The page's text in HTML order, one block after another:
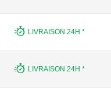
LIVRAISON 24H *
LIVRAISON 24H *